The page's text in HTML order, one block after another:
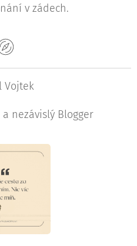
v zádech.
Vojtek
nezávislý Blogger